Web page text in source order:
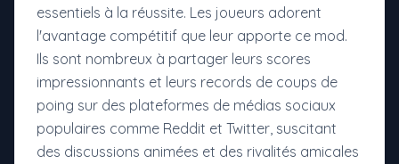
essentiels à la réussite. Les joueurs adorent
l'avantage compétitif que leur apporte ce mod.
Ils sont nombreux à partager leurs scores
impressionnants et leurs records de coups de
poing sur des plateformes de médias sociaux
populaires comme Reddit et Twitter, suscitant
des discussions animées et des rivalités amicales